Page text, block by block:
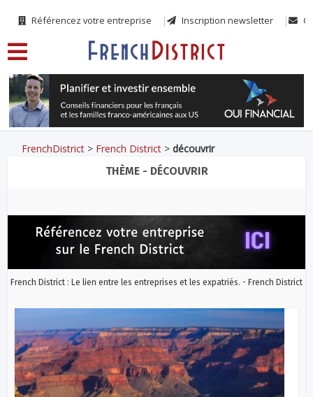
Référencez votre entreprise Inscription newsletter
FrenchDistrict > French District >découvrir
THÈME - DÉCOUVRIR
French District : Le lien entre les entreprises et les expatriés. - French District